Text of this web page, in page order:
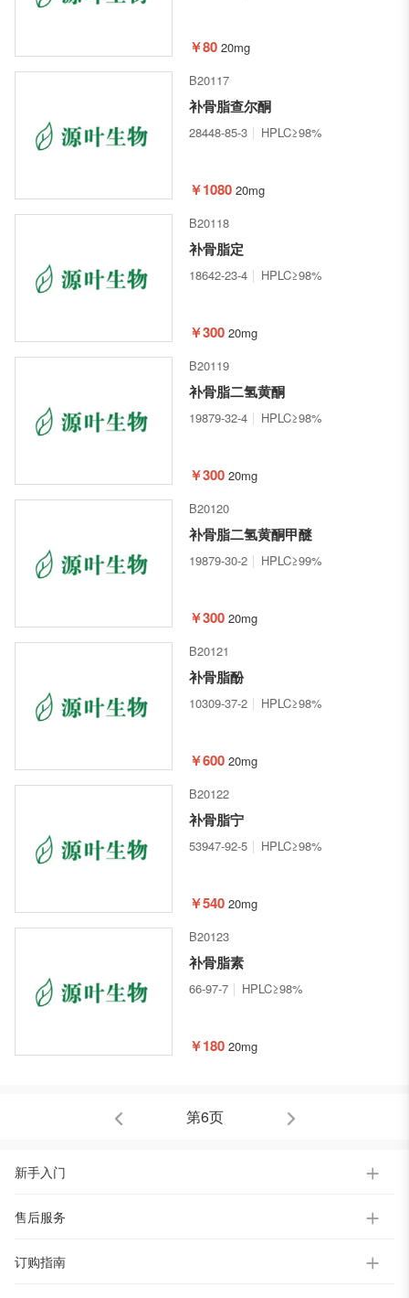
￥80 20mg
B20117
补骨脂查尔酮
28448-85-3 HPLC≥98%
￥1080 20mg
B20118
补骨脂定
18642-23-4 HPLC≥98%
￥300 20mg
B20119
补骨脂二氢黄酮
19879-32-4 HPLC≥98%
￥300 20mg
B20120
补骨脂二氢黄酮甲醚
19879-30-2 HPLC≥99%
￥300 20mg
B20121
补骨脂酚
10309-37-2 HPLC≥98%
￥600 20mg
B20122
补骨脂宁
53947-92-5 HPLC≥98%
￥540 20mg
B20123
补骨脂素
66-97-7 HPLC≥98%
￥180 20mg
第6页
新手入门
售后服务
订购指南